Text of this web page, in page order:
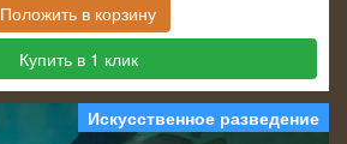
Положить в корзину
Купить в 1 клик
Искусственное разведение